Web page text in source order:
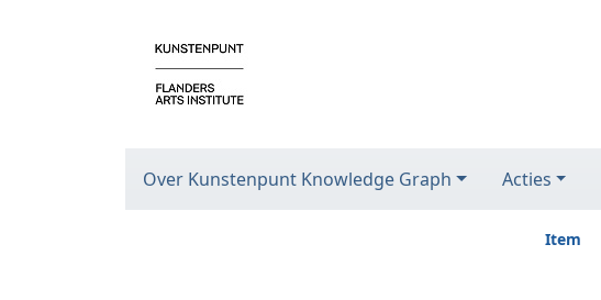
Over Kunstenpunt Knowledge Graph Acties
Item